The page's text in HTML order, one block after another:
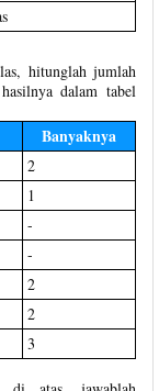
hitunglah jumlah
dalam tabel
Banyaknya
2
1
-
-
2
2
3